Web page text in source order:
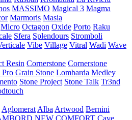
MASSIMO Magical 3 Magma
Marmoris Masia
Micro Octagon Oxide Porto Raku
Sfera Splendours Stromboli
Vibe Village Vitral Wadi Wave
Resin Cornerstone Cornerstone
Pro Grain Stone Lombarda Medley
Stone Project Stone Talk Tr3nd
Aglomerat Alba Artwood Bernini